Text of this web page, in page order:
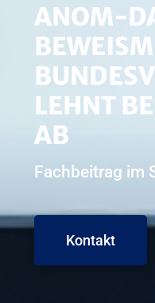
ANOM-
LEHNT
AB
Fachbeitrag im
Kontakt